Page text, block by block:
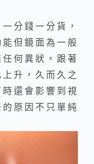
分錢一分貨，
但鏡面為一般
何異狀，跟著
升，久而久之
還會影響到視
原因不只單純